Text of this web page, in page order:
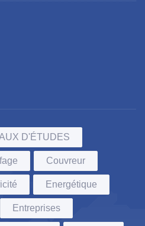
D'ÉTUDES
Couvreur
Energétique
Entreprises